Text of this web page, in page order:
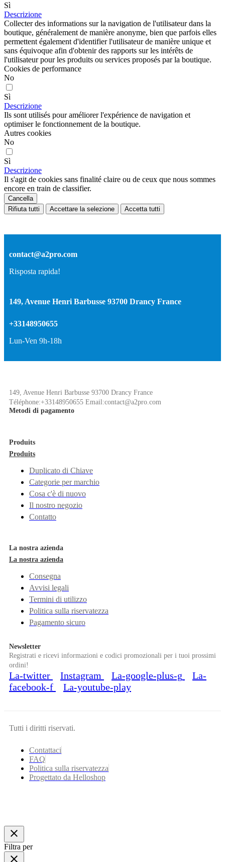
Sì
Descrizione
Collecter des informations sur la navigation de l'utilisateur dans la
boutique, généralement de manière anonyme, bien que parfois elles
permettent également d'identifier l'utilisateur de manière unique et
sans équivoque afin d'obtenir des rapports sur les intérêts de
l'utilisateur pour les produits ou services proposés par la boutique.
Cookies de performance
No
Sì
Descrizione
Ils sont utilisés pour améliorer l'expérience de navigation et
optimiser le fonctionnement de la boutique.
Autres cookies
No
Sì
Descrizione
Il s'agit de cookies sans finalité claire ou de ceux que nous sommes
encore en train de classifier.
Cancella
Rifiuta tutti
Accettare la selezione Accetta tutti
contact@a2pro.com
Risposta rapida!
149, Avenue Henri Barbusse 93700 Drancy France
+33148950655
Lun-Ven 9h-18h
149, Avenue Henri Barbusse 93700 Drancy France
Téléphone:+33148950655 Email:contact@a2pro.com
Metodi di pagamento
Produits
Produits
Duplicato di Chiave
Categorie per marchio
Cosa c'è di nuovo
Il nostro negozio
Contatto
La nostra azienda
La nostra azienda
Consegna
Avvisi legali
Termini di utilizzo
Politica sulla riservatezza
Pagamento sicuro
Newsletter
Registrati e ricevi informazioni e codici promozionali per i tuoi prossimi
ordini!
La-twitter Instagram La-google-plus-g
La-
facebook-f
La-youtube-play
Tutti i diritti riservati.
Contattaci
FAQ
Politica sulla riservatezza
Progettato da Helloshop
close
Filtra per
close